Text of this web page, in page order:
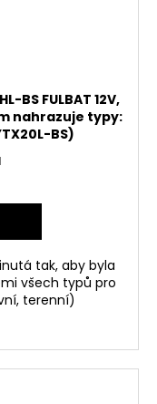
BS FULBAT 12V,
nahrazuje typy:
BS)
tak, aby byla
všech typů pro
terenní)